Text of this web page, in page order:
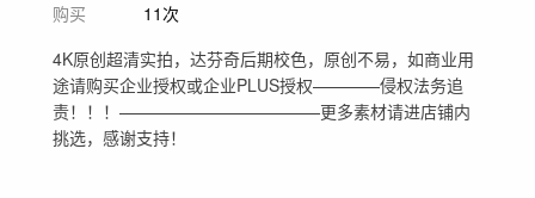
购买
11次
4K原创超清实拍，达芬奇后期校色，原创不易，如商业用
途请购买企业授权或企业PLUS授权————侵权法务追
责！！！————————————更多素材请进店铺内
挑选，感谢支持！